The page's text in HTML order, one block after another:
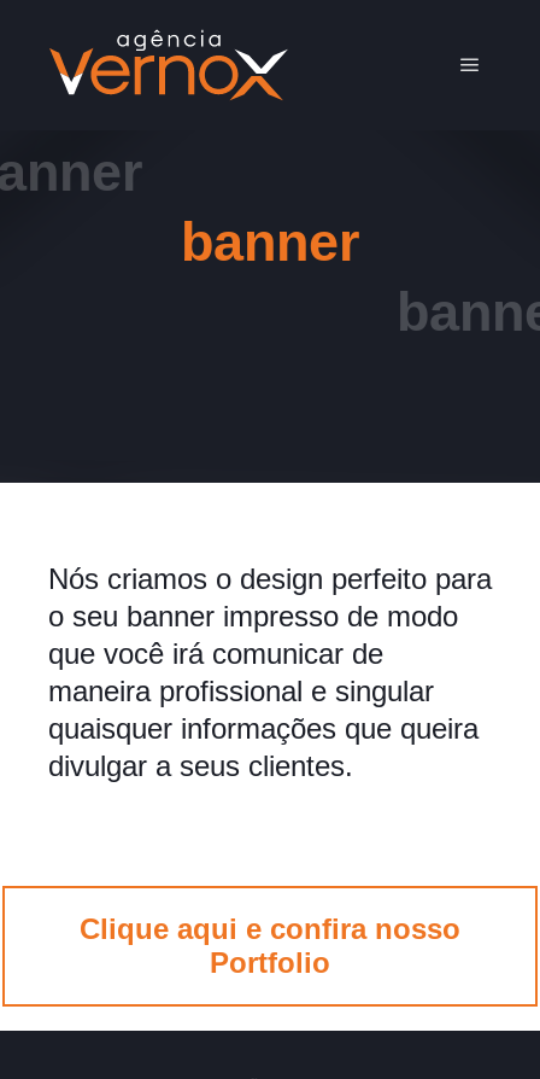
banner
Nós criamos o design perfeito para
o seu banner impresso de modo
que você irá comunicar de
maneira profissional e singular
quaisquer informações que queira
divulgar a seus clientes.
Clique aqui e confira nosso
Portfolio